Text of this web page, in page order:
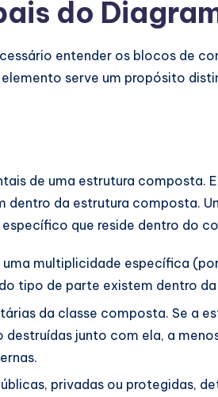
do
entender os blocos de
serve um propósito
de uma estrutura composta.
dentro da estrutura composta.
que reside dentro do
multiplicidade específica (por
tipo de parte existem dentro
da classe composta. Se a
junto com ela, a
privadas ou protegidas,